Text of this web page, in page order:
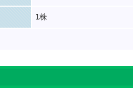
1株